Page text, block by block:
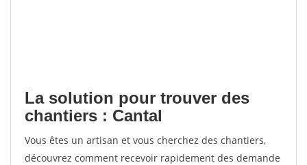
La solution pour trouver des
chantiers : Cantal
Vous êtes un artisan et vous cherchez des chantiers,
découvrez comment recevoir rapidement des demande